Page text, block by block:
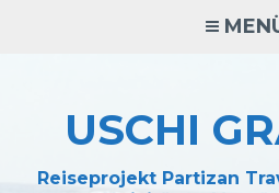
USCHI
Reiseprojekt Partizan